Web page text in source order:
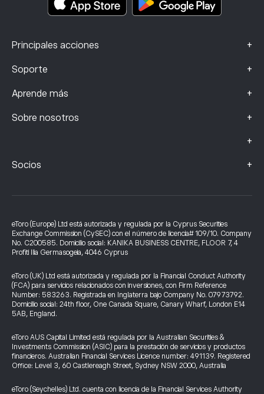
Principales acciones +
Soporte +
Aprende más +
Sobre nosotros +
+
Socios +
eToro (Europe) Ltd está autorizada y regulada por la Cyprus Securities
Exchange Commission (CySEC) con el número de licencia# 109/10. Company
No. C200585. Domicilio social: KANIKA BUSINESS CENTRE, FLOOR 7, 4
Profiti Ilia Germasogeia, 4046 Cyprus
eToro (UK) Ltd está autorizada y regulada por la Financial Conduct Authority
(FCA) para servicios relacionados con inversiones, con Firm Reference
Number: 583263. Registrada en Inglaterra bajo Company No. 07973792.
Domicilio social: 24th floor, One Canada Square, Canary Wharf, London E14
5AB, England.
eToro AUS Capital Limited está regulada por la Australian Securities &
Investments Commission (ASIC) para la prestación de servicios y productos
financieros. Australian Financial Services Licence number: 491139. Registered
Office: Level 3, 60 Castlereagh Street, Sydney NSW 2000, Australia
eToro (Seychelles) Ltd. cuenta con licencia de la Financial Services Authority